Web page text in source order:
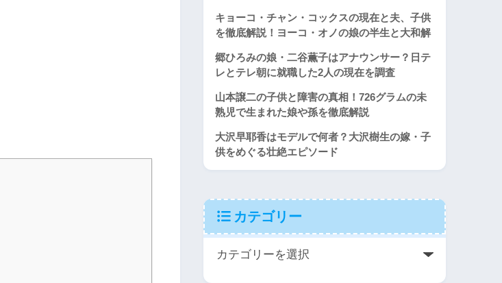
キョーコ・チャン・コックスの現在と夫、子供
を徹底解説！ヨーコ・オノの娘の半生と大和解
郷ひろみの娘・二谷薫子はアナウンサー？日テ
レとテレ朝に就職した2人の現在を調査
山本譲二の子供と障害の真相！726グラムの未
熟児で生まれた娘や孫を徹底解説
大沢早耶香はモデルで何者？大沢樹生の嫁・子
供をめぐる壮絶エピソード
カテゴリー